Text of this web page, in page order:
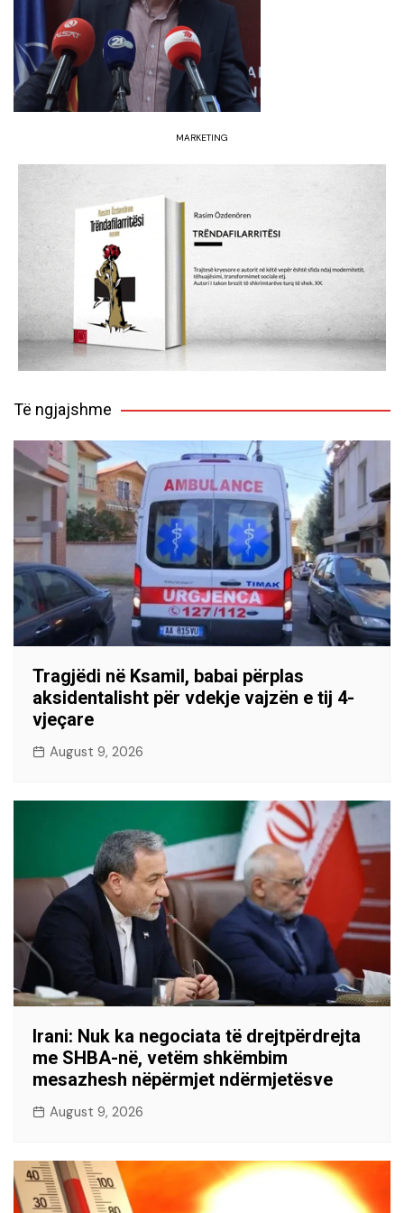
MARKETING
Të ngjajshme
Tragjëdi në Ksamil, babai përplas
aksidentalisht për vdekje vajzën e tij 4-
vjeçare
August 9, 2026
Irani: Nuk ka negociata të drejtpërdrejta
me SHBA-në, vetëm shkëmbim
mesazhesh nëpërmjet ndërmjetësve
August 9, 2026